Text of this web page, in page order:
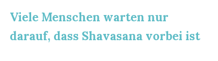
Viele Menschen warten nur
darauf, dass Shavasana vorbei ist